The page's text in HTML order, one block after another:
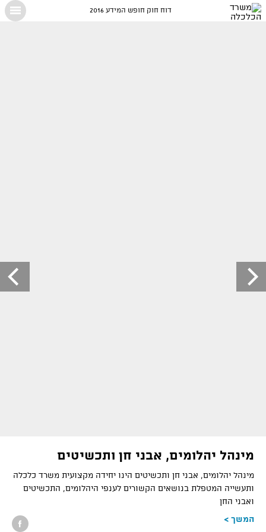
דוח חוק חופש המידע 2016
מינהל יהלומים, אבני חן ותכשיטים
מינהל יהלומים, אבני חן ותכשיטים הינו יחידה מקצועית משרד כלכלה
ותעשייה המטפלת בנושאים הקשורים לענפי היהלומים, התכשיטים
ואבני החן
המשך
X